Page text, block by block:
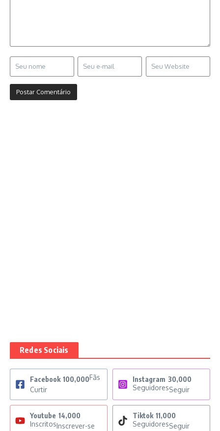
Redes Sociais
Facebook 100,000Fãs
Curtir
Instagram 30,000
SeguidoresSeguir
Youtube 14,000
Inscritos Inscrever-se
Tiktok 11,000
SeguidoresSeguir